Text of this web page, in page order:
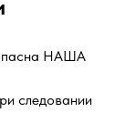
НАША
следовании